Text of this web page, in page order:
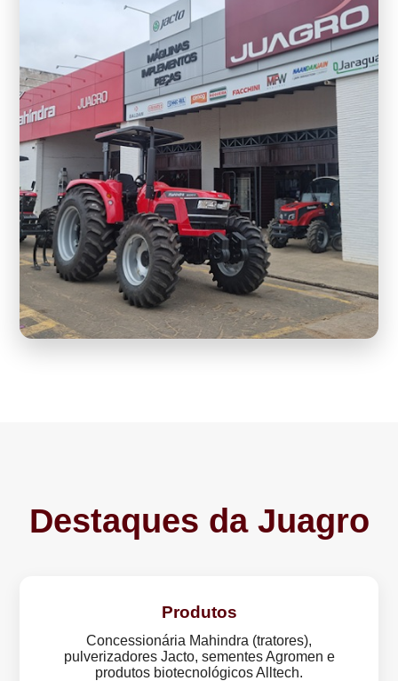
Destaques da Juagro
Produtos
Concessionária Mahindra (tratores),
pulverizadores Jacto, sementes Agromen e
produtos biotecnológicos Alltech.